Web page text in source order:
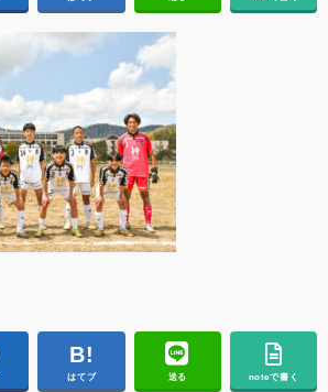
はてブ 送る noteで書く